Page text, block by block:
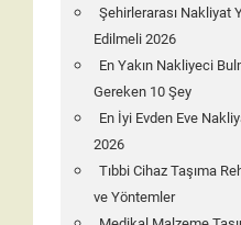
Şehirlerarası Nakliyat
Edilmeli 2026
En Yakın Nakliyeci
Gereken 10 Şey
En İyi Evden Eve
2026
Tıbbi Cihaz Taşıma
ve Yöntemler